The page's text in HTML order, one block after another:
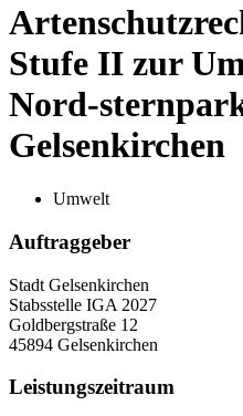
Stufe II zur
Nord-
Gelsenkirchen
Umwelt
Auftraggeber
Stadt Gelsenkirchen
Stabsstelle IGA 2027
Goldbergstraße 12
45894 Gelsenkirchen
Leistungszeitraum